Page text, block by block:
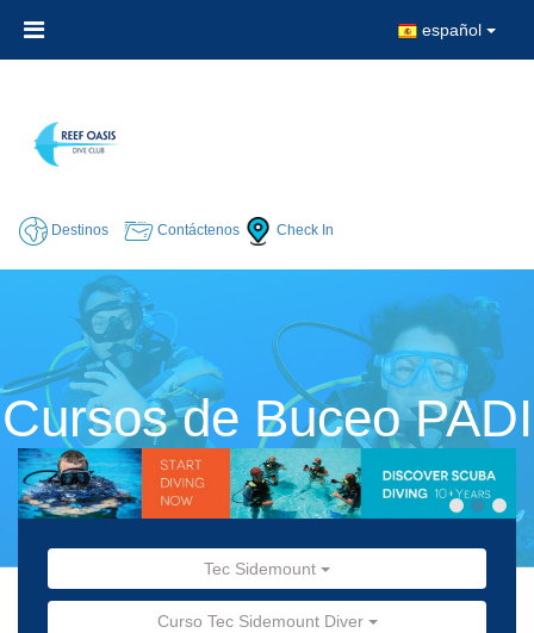
español
Destinos Contáctenos Check In
Cursos de Buceo PADI
Tec Sidemount
Curso Tec Sidemount Diver